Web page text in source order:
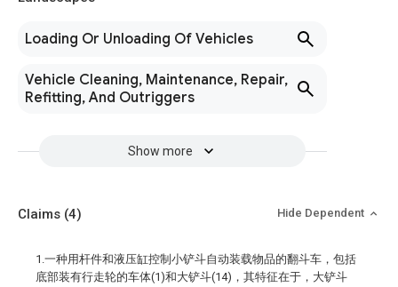
Loading Or Unloading Of Vehicles
Vehicle Cleaning, Maintenance, Repair,
Refitting, And Outriggers
Show more
Claims (4) Hide Dependent
1.一种用杆件和液压缸控制小铲斗自动装载物品的翻斗车，包括
底部装有行走轮的车体(1)和大铲斗(14)，其特征在于，大铲斗